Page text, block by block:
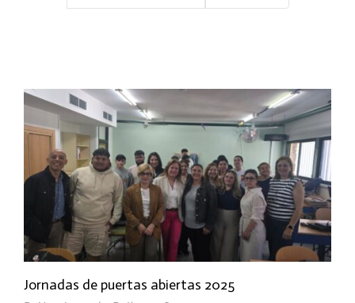
Jornadas de puertas abiertas 2025